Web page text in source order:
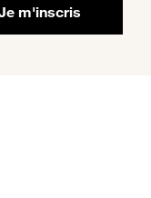
m'inscris